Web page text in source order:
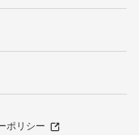
ポリシー